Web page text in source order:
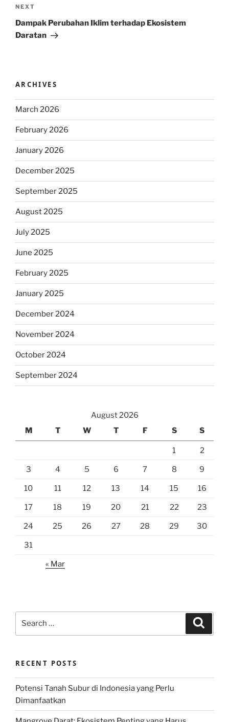
Next
Post
NEXT
Dampak Perubahan Iklim terhadap Ekosistem
Daratan
ARCHIVES
March 2026
February 2026
January 2026
December 2025
September 2025
August 2025
July 2025
June 2025
February 2025
January 2025
December 2024
November 2024
October 2024
September 2024
August 2026
M
T W T F S S
1 2
3 4 5 6 7 8 9
10 11 12 13 14 15 16
17 18 19 20 21 22 23
24 25 26 27 28 29 30
31
« Mar
RECENT POSTS
Potensi Tanah Subur di Indonesia yang Perlu
Dimanfaatkan